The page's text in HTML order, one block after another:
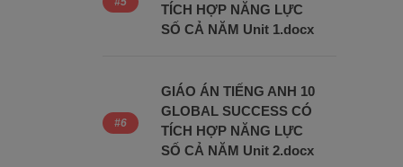
TÍCH HỢP NĂNG LỰC
SỐ CẢ NĂM Unit 1.docx
GIÁO ÁN TIẾNG ANH 10
GLOBAL SUCCESS CÓ
TÍCH HỢP NĂNG LỰC
SỐ CẢ NĂM Unit 2.docx